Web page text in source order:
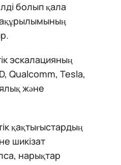
болып қала
эскалацияның
Qualcomm, Tesla,
және
қақтығыстардың
шикізат
нарықтар